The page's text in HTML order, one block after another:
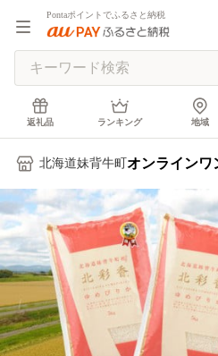
Pontaポイントでふるさと納税
返礼品 ランキング 地域
北海道妹背牛町 オンラインワ